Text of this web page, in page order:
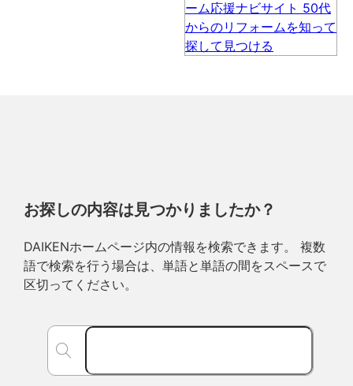
お探しの内容は見つかりましたか？
DAIKENホームページ内の情報を検索できます。 複数
語で検索を行う場合は、単語と単語の間をスペースで
区切ってください。